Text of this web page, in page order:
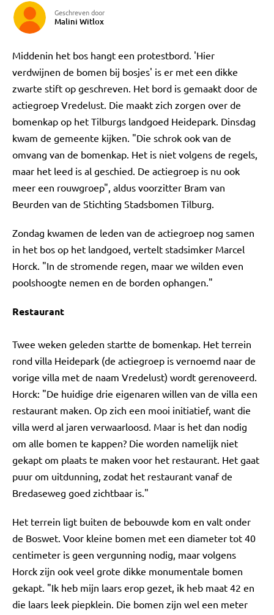
Geschreven door
Malini Witlox
Middenin het bos hangt een protestbord. 'Hier
verdwijnen de bomen bij bosjes' is er met een dikke
zwarte stift op geschreven. Het bord is gemaakt door de
actiegroep Vredelust. Die maakt zich zorgen over de
bomenkap op het Tilburgs landgoed Heidepark. Dinsdag
kwam de gemeente kijken. "Die schrok ook van de
omvang van de bomenkap. Het is niet volgens de regels,
maar het leed is al geschied. De actiegroep is nu ook
meer een rouwgroep", aldus voorzitter Bram van
Beurden van de Stichting Stadsbomen Tilburg.
Zondag kwamen de leden van de actiegroep nog samen
in het bos op het landgoed, vertelt stadsimker Marcel
Horck. "In de stromende regen, maar we wilden even
poolshoogte nemen en de borden ophangen."
Restaurant
Twee weken geleden startte de bomenkap. Het terrein
rond villa Heidepark (de actiegroep is vernoemd naar de
vorige villa met de naam Vredelust) wordt gerenoveerd.
Horck: "De huidige drie eigenaren willen van de villa een
restaurant maken. Op zich een mooi initiatief, want die
villa werd al jaren verwaarloosd. Maar is het dan nodig
om alle bomen te kappen? Die worden namelijk niet
gekapt om plaats te maken voor het restaurant. Het gaat
puur om uitdunning, zodat het restaurant vanaf de
Bredaseweg goed zichtbaar is."
Het terrein ligt buiten de bebouwde kom en valt onder
de Boswet. Voor kleine bomen met een diameter tot 40
centimeter is geen vergunning nodig, maar volgens
Horck zijn ook veel grote dikke monumentale bomen
gekapt. "Ik heb mijn laars erop gezet, ik heb maat 42 en
die laars leek piepklein. Die bomen zijn wel een meter